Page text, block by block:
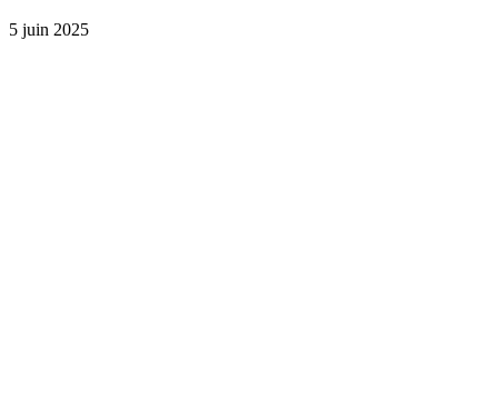
5 juin 2025